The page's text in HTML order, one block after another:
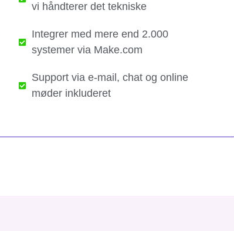
vi håndterer det tekniske​
Integrer med mere end 2.000
systemer via Make.com
Support via e-mail, chat og online
møder inkluderet